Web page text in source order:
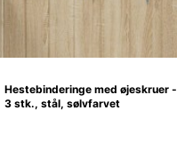
Hestebinderinge med øjeskruer -
3 stk., stål, sølvfarvet